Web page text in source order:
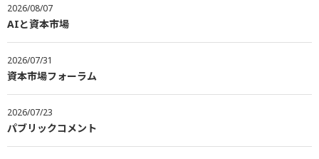
2026/08/07
AIと資本市場
2026/07/31
資本市場フォーラム
2026/07/23
パブリックコメント